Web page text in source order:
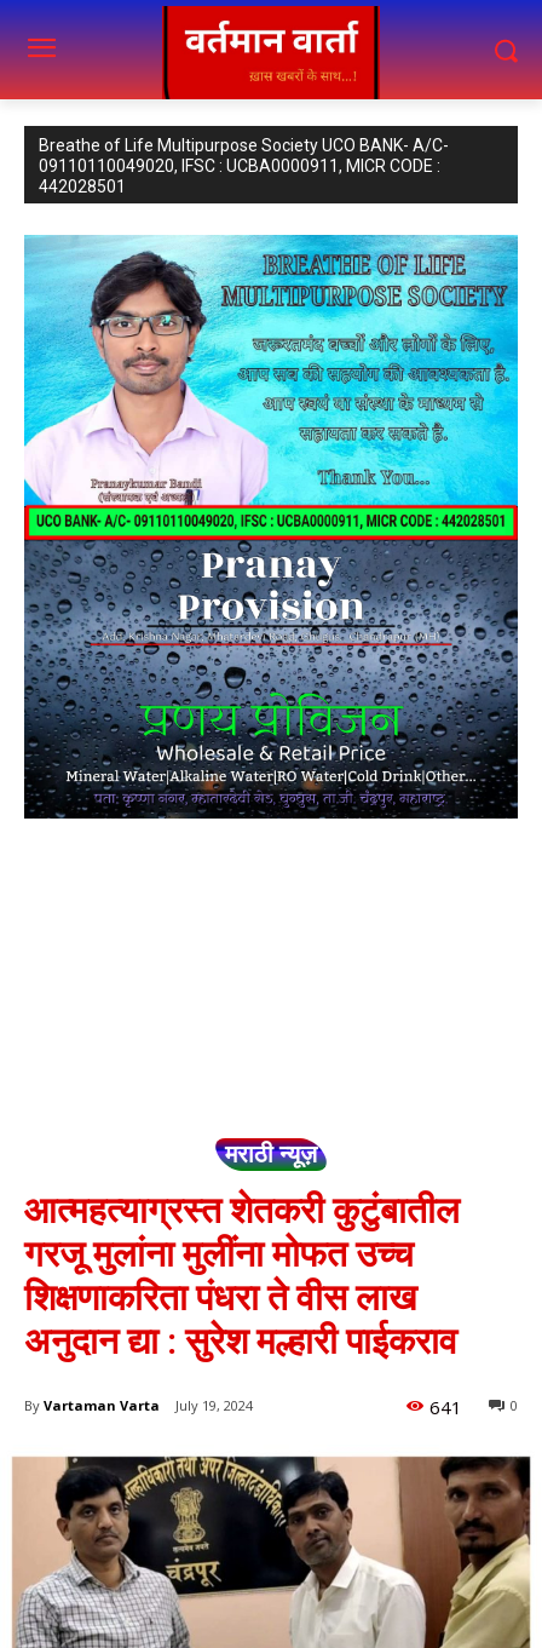
Breathe of Life Multipurpose Society UCO BANK- A/C-
09110110049020, IFSC : UCBA0000911, MICR CODE :
442028501
मराठी न्यूज़
आत्महत्याग्रस्त शेतकरी कुटुंबातील
गरजू मुलांना मुलींना मोफत उच्च
शिक्षणाकरिता पंधरा ते वीस लाख
अनुदान द्या : सुरेश मल्हारी पाईकराव
By Vartaman Varta July 19, 2024 0
641